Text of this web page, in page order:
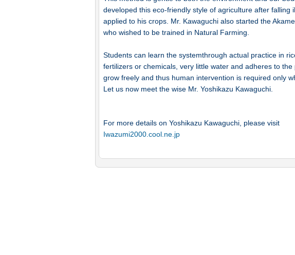
developed this eco-friendly style of agriculture after falling
applied to his crops. Mr. Kawaguchi also started the
who wished to be trained in Natural Farming.
Students can learn the systemthrough actual practice in
fertilizers or chemicals, very little water and adheres to
grow freely and thus human intervention is required only
Let us now meet the wise Mr. Yoshikazu Kawaguchi.
For more details on Yoshikazu Kawaguchi, please visit
Iwazumi2000.cool.ne.jp